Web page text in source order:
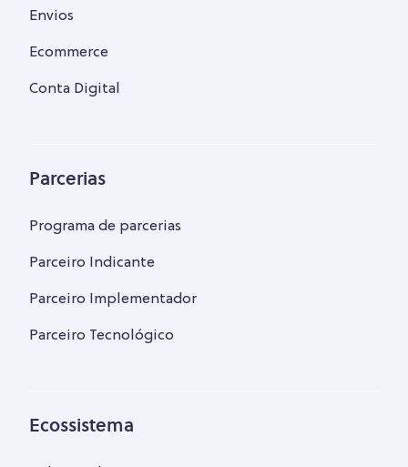
Envios
Ecommerce
Conta Digital
Parcerias
Programa de parcerias
Parceiro Indicante
Parceiro Implementador
Parceiro Tecnológico
Ecossistema